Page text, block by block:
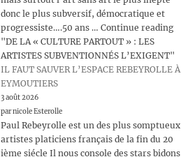
donc le plus subversif, démocratique et
progressiste….50 ans … Continue reading
"DE LA « CULTURE PARTOUT » : LES
ARTISTES SUBVENTIONNÉS L’EXIGENT"
IL FAUT SAUVER L’ESPACE REBEYROLLE À
EYMOUTIERS
3 août 2026
par nicole Esterolle
Paul Rebeyrolle est un des plus somptueux
artistes platiciens français de la fin du 20
ième siécle Il nous console des stars bidons